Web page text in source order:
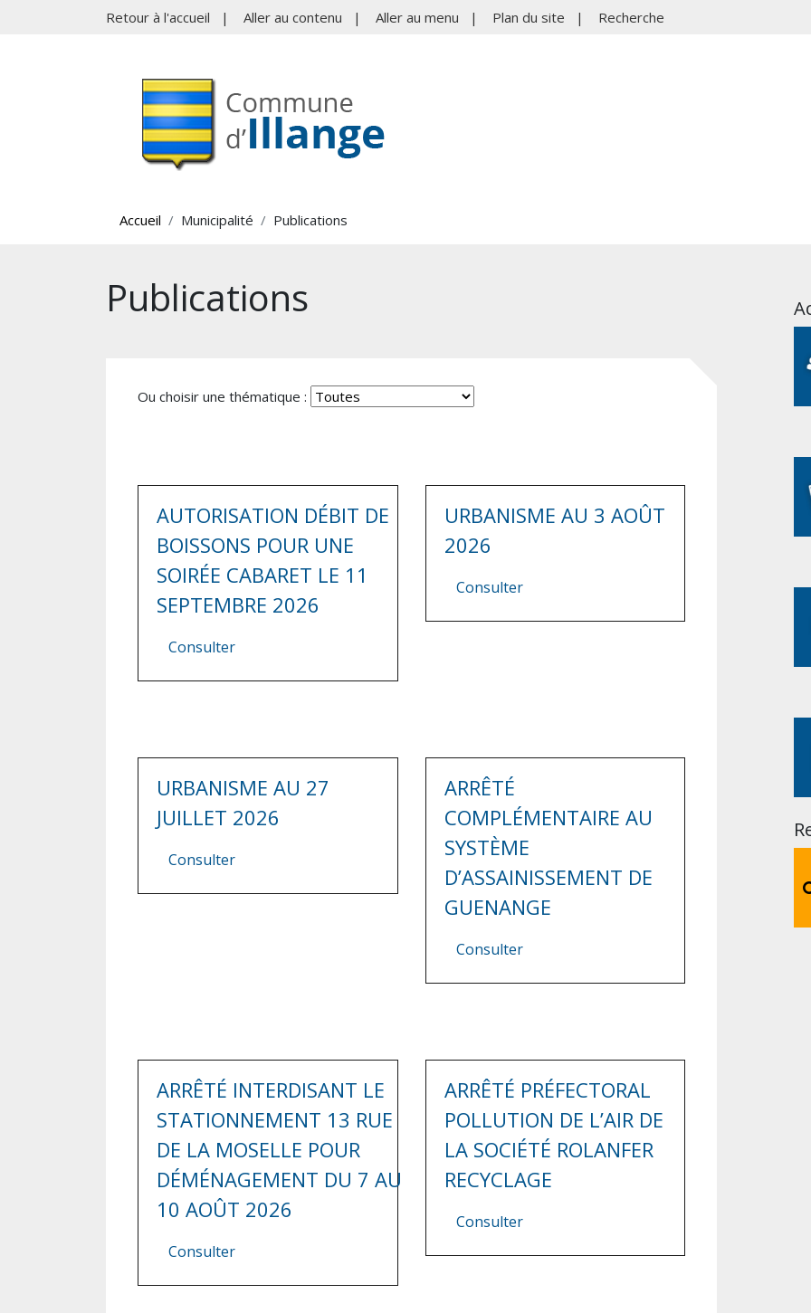
Retour à l'accueil | Aller au contenu | Aller au menu | Plan du site | Recherche
Accueil Municipalité Publications
Publications
Ou choisir une thématique :
AUTORISATION DÉBIT DE
BOISSONS POUR UNE
SOIRÉE CABARET LE 11
SEPTEMBRE 2026
Consulter
URBANISME AU 3 AOÛT
2026
Consulter
URBANISME AU 27
JUILLET 2026
Consulter
ARRÊTÉ
COMPLÉMENTAIRE AU
SYSTÈME
D’ASSAINISSEMENT DE
GUENANGE
Consulter
ARRÊTÉ INTERDISANT LE
STATIONNEMENT 13 RUE
DE LA MOSELLE POUR
DÉMÉNAGEMENT DU 7 AU
10 AOÛT 2026
Consulter
ARRÊTÉ PRÉFECTORAL
POLLUTION DE L’AIR DE
LA SOCIÉTÉ ROLANFER
RECYCLAGE
Consulter